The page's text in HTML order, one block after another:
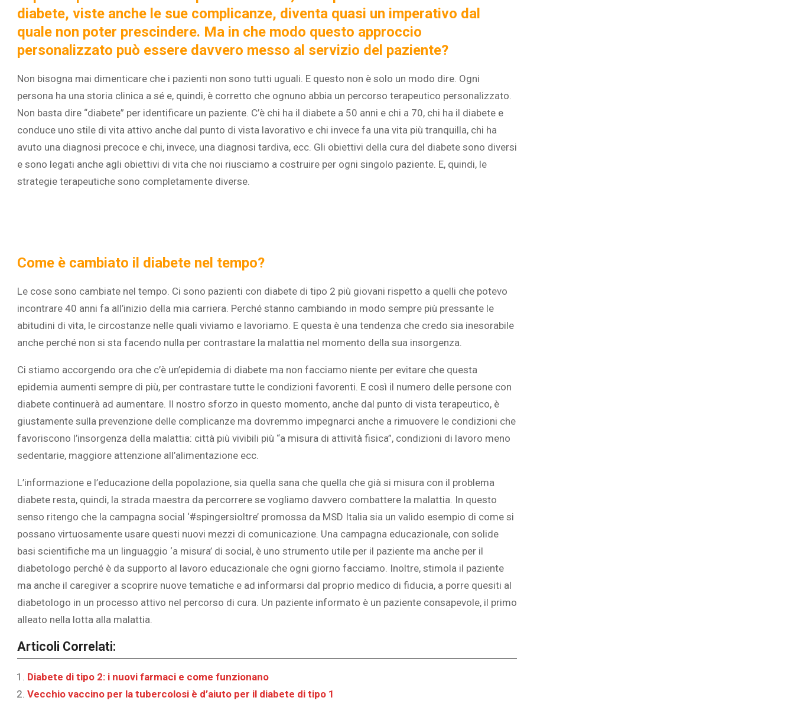
diabete, viste anche le sue complicanze, diventa quasi un imperativo dal
quale non poter prescindere. Ma in che modo questo approccio
personalizzato può essere davvero messo al servizio del paziente?
Non bisogna mai dimenticare che i pazienti non sono tutti uguali. E questo non è solo un modo dire. Ogni
persona ha una storia clinica a sé e, quindi, è corretto che ognuno abbia un percorso terapeutico personalizzato.
Non basta dire “diabete” per identificare un paziente. C’è chi ha il diabete a 50 anni e chi a 70, chi ha il diabete e
conduce uno stile di vita attivo anche dal punto di vista lavorativo e chi invece fa una vita più tranquilla, chi ha
avuto una diagnosi precoce e chi, invece, una diagnosi tardiva, ecc. Gli obiettivi della cura del diabete sono diversi
e sono legati anche agli obiettivi di vita che noi riusciamo a costruire per ogni singolo paziente. E, quindi, le
strategie terapeutiche sono completamente diverse.
Come è cambiato il diabete nel tempo?
Le cose sono cambiate nel tempo. Ci sono pazienti con diabete di tipo 2 più giovani rispetto a quelli che potevo
incontrare 40 anni fa all’inizio della mia carriera. Perché stanno cambiando in modo sempre più pressante le
abitudini di vita, le circostanze nelle quali viviamo e lavoriamo. E questa è una tendenza che credo sia inesorabile
anche perché non si sta facendo nulla per contrastare la malattia nel momento della sua insorgenza.
Ci stiamo accorgendo ora che c’è un’epidemia di diabete ma non facciamo niente per evitare che questa
epidemia aumenti sempre di più, per contrastare tutte le condizioni favorenti. E così il numero delle persone con
diabete continuerà ad aumentare. Il nostro sforzo in questo momento, anche dal punto di vista terapeutico, è
giustamente sulla prevenzione delle complicanze ma dovremmo impegnarci anche a rimuovere le condizioni che
favoriscono l’insorgenza della malattia: città più vivibili più “a misura di attività fisica”, condizioni di lavoro meno
sedentarie, maggiore attenzione all’alimentazione ecc.
L’informazione e l’educazione della popolazione, sia quella sana che quella che già si misura con il problema
diabete resta, quindi, la strada maestra da percorrere se vogliamo davvero combattere la malattia. In questo
senso ritengo che la campagna social ‘#spingersioltre’ promossa da MSD Italia sia un valido esempio di come si
possano virtuosamente usare questi nuovi mezzi di comunicazione. Una campagna educazionale, con solide
basi scientifiche ma un linguaggio ‘a misura’ di social, è uno strumento utile per il paziente ma anche per il
diabetologo perché è da supporto al lavoro educazionale che ogni giorno facciamo. Inoltre, stimola il paziente
ma anche il caregiver a scoprire nuove tematiche e ad informarsi dal proprio medico di fiducia, a porre quesiti al
diabetologo in un processo attivo nel percorso di cura. Un paziente informato è un paziente consapevole, il primo
alleato nella lotta alla malattia.
Articoli Correlati:
Diabete di tipo 2: i nuovi farmaci e come funzionano
Vecchio vaccino per la tubercolosi è d’aiuto per il diabete di tipo 1
L’ATTIVITÀ CEREBRALE
RIVELA LE MELODIE CHE LE
PERSONE IMMAGINANO
SOVRAPPESO E OBESITÀ
INFANTILE ASSOCIATI AD
ASSENZA DI FIGLI IN ETÀ
ADULTA